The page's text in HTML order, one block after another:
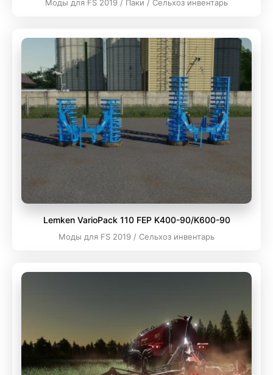
Моды для FS 2019 / Паки / Сельхоз инвентарь
Lemken VarioPack 110 FEP K400-90/K600-90
Моды для FS 2019 / Сельхоз инвентарь